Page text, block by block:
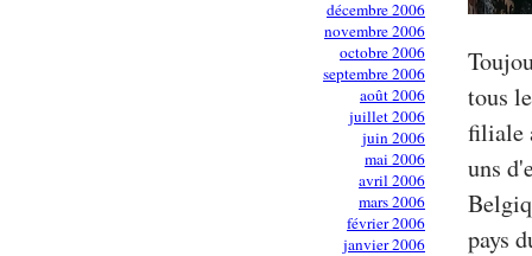
décembre 2006
novembre 2006
octobre 2006
septembre 2006
août 2006
juillet 2006
juin 2006
mai 2006
avril 2006
mars 2006
février 2006
janvier 2006
tous
filiale
uns
pays